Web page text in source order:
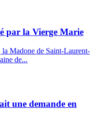
par la Vierge Marie
la Madone de Saint-Laurent-
de...
une demande en